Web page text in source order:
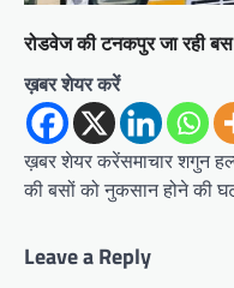
रोडवेज की टनकपुर जा रही
ख़बर शेयर करें
ख़बर शेयर करेंसमाचार शगुन
की बसों को नुकसान होने की
Leave a Reply